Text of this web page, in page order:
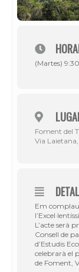
(Martes)
Foment del
Via
Em
L’acte serà
Consell de
d’Estudis
celebrarà el
de Foment,